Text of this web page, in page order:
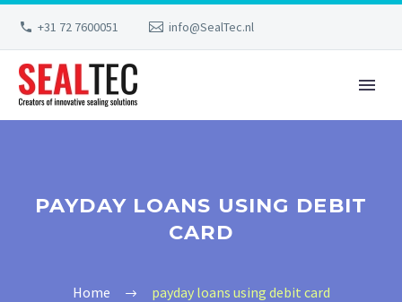
+31 72 7600051 info@SealTec.nl
PAYDAY LOANS USING DEBIT
CARD
Home payday loans using debit card